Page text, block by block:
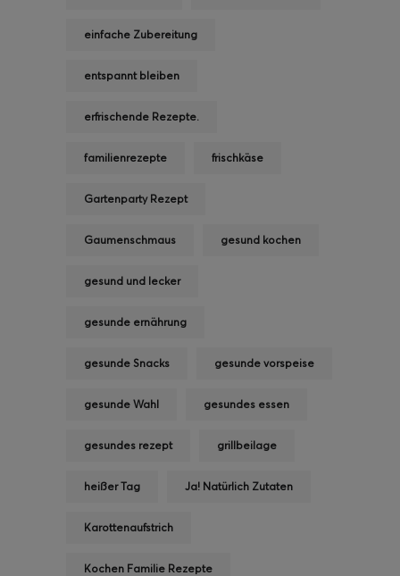
einfache Zubereitung
entspannt bleiben
erfrischende Rezepte.
familienrezepte frischkäse
Gartenparty Rezept
Gaumenschmaus gesund kochen
gesund und lecker
gesunde ernährung
gesunde Snacks gesunde vorspeise
gesunde Wahl gesundes essen
gesundes rezept grillbeilage
heißer Tag Ja! Natürlich Zutaten
Karottenaufstrich
Kochen Familie Rezepte